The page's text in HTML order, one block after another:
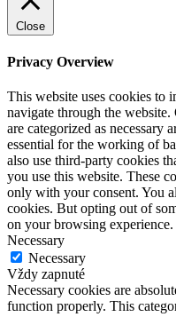
Close
Privacy Overview
This website uses cookies to
navigate through the
are categorized as necessary
essential for the working of
also use third-party cookies
you use this website. These
only with your consent. You
cookies. But opting out of
on your browsing experience.
Necessary
Necessary
Vždy zapnuté
Necessary cookies are
function properly. This